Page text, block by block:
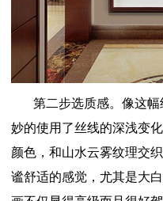
第二步选质感。像这幅
妙的使用了丝线的深浅变
颜色，和山水云雾纹理交
谧舒适的感觉，尤其是大